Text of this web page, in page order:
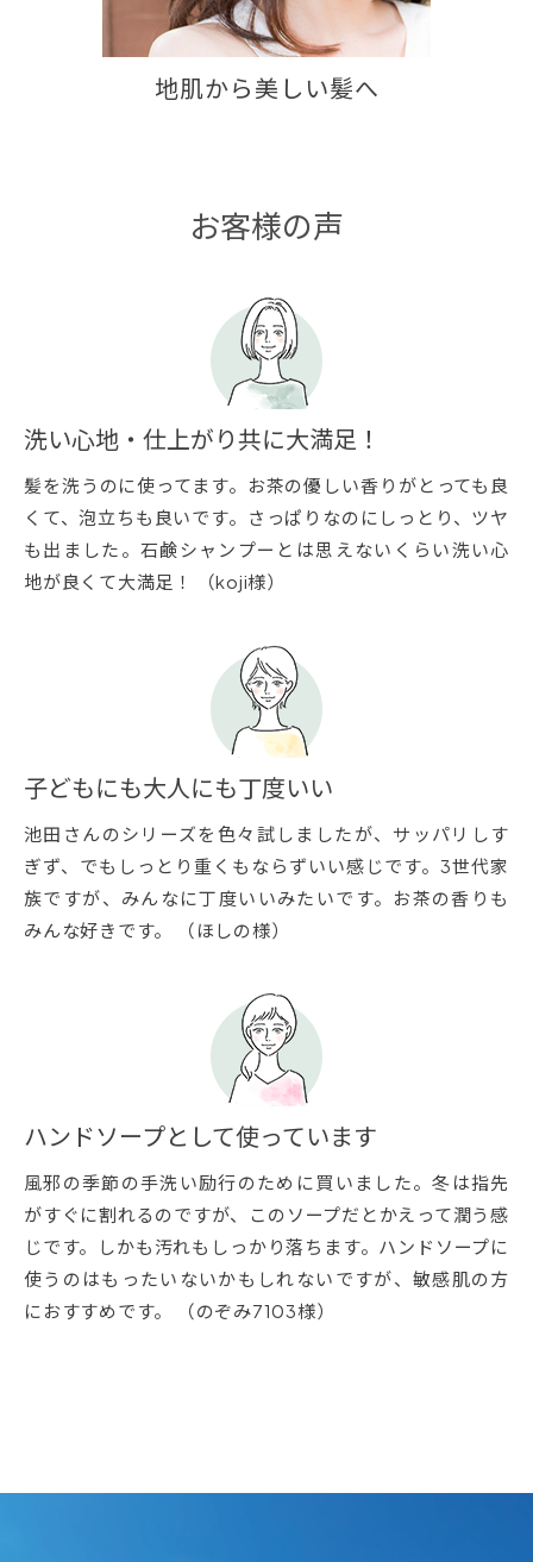
地肌から美しい髪へ
お客様の声
洗い心地・仕上がり共に大満足！
髪を洗うのに使ってます。お茶の優しい香りがとっても良
くて、泡立ちも良いです。さっぱりなのにしっとり、ツヤ
も出ました。石鹸シャンプーとは思えないくらい洗い心
地が良くて大満足！ （koji様）
子どもにも大人にも丁度いい
池田さんのシリーズを色々試しましたが、サッパリしす
ぎず、でもしっとり重くもならずいい感じです。3世代家
族ですが、みんなに丁度いいみたいです。お茶の香りも
みんな好きです。 （ほしの様）
ハンドソープとして使っています
風邪の季節の手洗い励行のために買いました。冬は指先
がすぐに割れるのですが、このソープだとかえって潤う感
じです。しかも汚れもしっかり落ちます。ハンドソープに
使うのはもったいないかもしれないですが、敏感肌の方
におすすめです。 （のぞみ7103様）